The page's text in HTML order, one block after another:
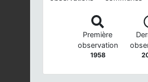
Première
observation
1958